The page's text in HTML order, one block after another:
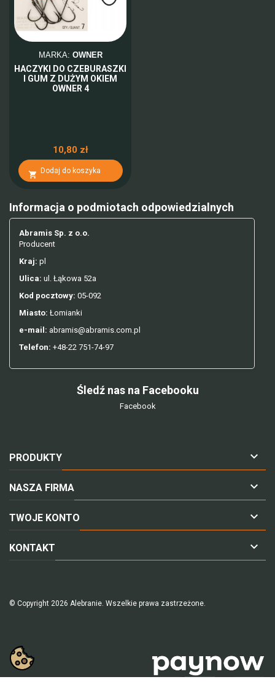
MARKA: OWNER
HACZYKI DO CZEBURASZKI
I GUM Z DUŻYM OKIEM
OWNER 4
10,80 zł
 Dodaj do koszyka
Informacja o podmiotach odpowiedzialnych
Abramis Sp. z o.o.
Producent
Kraj: pl
Ulica: ul. Łąkowa 52a
Kod pocztowy: 05-092
Miasto: Łomianki
e-mail: abramis@abramis.com.pl
Telefon: +48-22 751-74-97
Śledź nas na Facebooku
Facebook
PRODUKTY 
NASZA FIRMA 
TWOJE KONTO 
KONTAKT 
© Copyright 2026 Alebranie. Wszelkie prawa zastrzeżone.